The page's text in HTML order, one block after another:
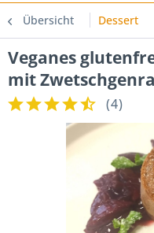
Übersicht Dessert
Veganes
mit
(4)